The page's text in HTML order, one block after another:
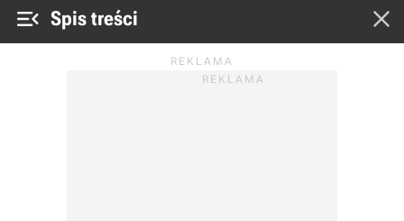
 Spis treści 